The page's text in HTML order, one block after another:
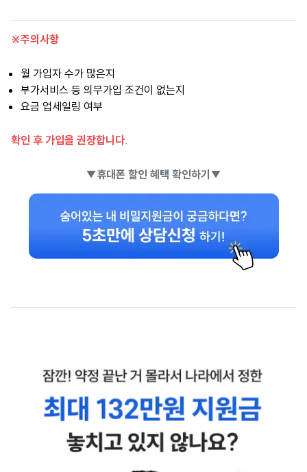
※주의사항
월 가입자 수가 많은지
부가서비스 등 의무가입 조건이 없는지
요금 업세일링 여부
확인 후 가입을 권장합니다.
▼휴대폰 할인 혜택 확인하기▼